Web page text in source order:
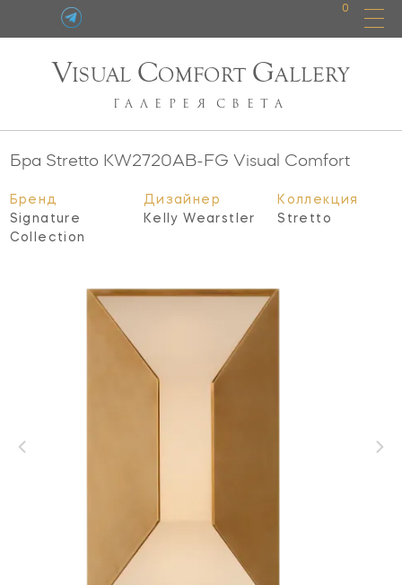
0
VISUAL COMFORT GALLERY
ГАЛЕРЕЯ СВЕТА
Бра Stretto KW2720AB-FG Visual Comfort
Бренд
Signature
Collection
Дизайнер
Kelly Wearstler
Коллекция
Stretto